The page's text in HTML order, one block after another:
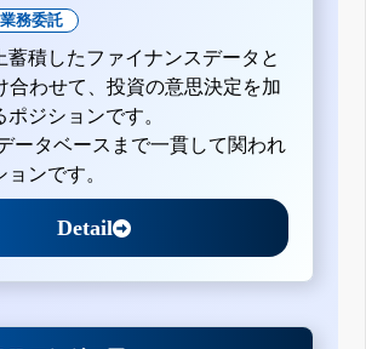
業務委託
蓄積したファイナンスデータと
合わせて、投資の意思決定を加
ポジションです。
ータベースまで一貫して関われ
ョンです。
Detail